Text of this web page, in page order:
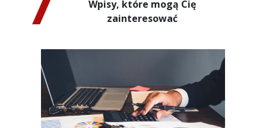
Wpisy, które mogą Cię
zainteresować